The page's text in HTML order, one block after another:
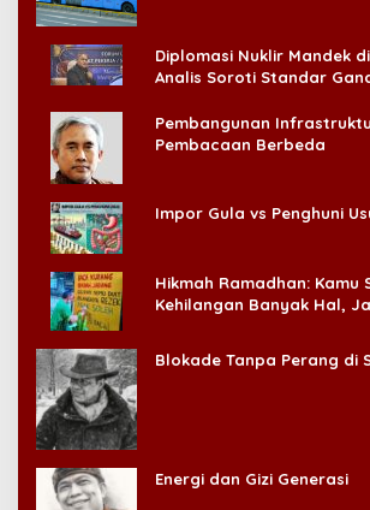
Diplomasi Nuklir Mandek
Analis Soroti Standar
Pembangunan
Pembacaan Berbeda
Impor Gula vs Penghuni
Hikmah Ramadhan: Kamu
Kehilangan Banyak Hal,
Blokade Tanpa Perang di
Energi dan Gizi Generasi